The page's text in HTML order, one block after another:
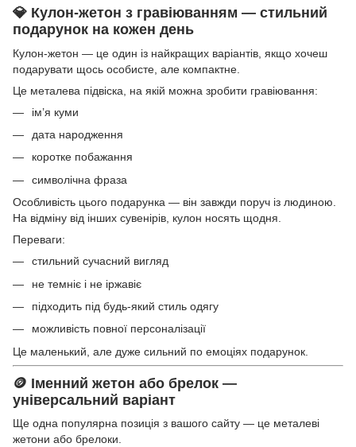
💎 Кулон-жетон з гравіюванням — стильний
подарунок на кожен день
Кулон-жетон — це один із найкращих варіантів, якщо хочеш
подарувати щось особисте, але компактне.
Це металева підвіска, на якій можна зробити гравіювання:
ім’я куми
дата народження
коротке побажання
символічна фраза
Особливість цього подарунка — він завжди поруч із людиною.
На відміну від інших сувенірів, кулон носять щодня.
Переваги:
стильний сучасний вигляд
не темніє і не іржавіє
підходить під будь-який стиль одягу
можливість повної персоналізації
Це маленький, але дуже сильний по емоціях подарунок.
🪙 Іменний жетон або брелок —
універсальний варіант
Ще одна популярна позиція з вашого сайту — це металеві
жетони або брелоки.